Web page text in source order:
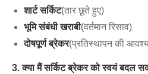
शार्ट सर्किट(तार छूते हुए)
भूमि संबंधी खराबी(वर्तमान रिसाव)
दोषपूर्ण ब्रेकर(प्रतिस्थापन की
3. क्या मैं सर्किट ब्रेकर को स्वयं बदल